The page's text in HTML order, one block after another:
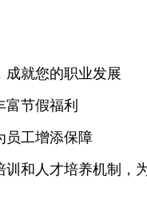
就您的职业发展
节假福利
员工增添保障
训和人才培养机制，